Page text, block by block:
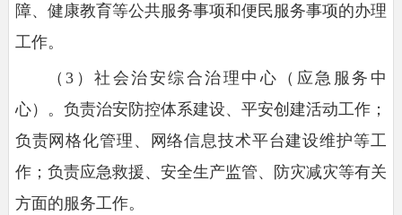
障、健康教育等公共服务事项和便民服务事项的办理
工作。
（3）社会治安综合治理中心（应急服务中
心）。负责治安防控体系建设、平安创建活动工作；
负责网格化管理、网络信息技术平台建设维护等工
作；负责应急救援、安全生产监管、防灾减灾等有关
方面的服务工作。